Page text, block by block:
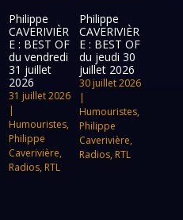
Philippe
CAVERIVIÈR
E : BEST OF
du vendredi
31 juillet
2026
31 juillet 2026
|
Humouristes,
Philippe
Caverivière,
Radios, RTL
Philippe
CAVERIVIÈR
E : BEST OF
du jeudi 30
juillet 2026
30 juillet 2026
|
Humouristes,
Philippe
Caverivière,
Radios, RTL